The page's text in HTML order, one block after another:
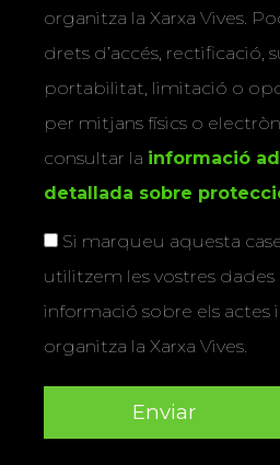
organitza la Xarxa Vives.
drets d’accés, rectificació,
portabilitat, limitació o
per mitjans físics o
consultar la informació
detallada sobre
Si marqueu aquesta
utilitzem les vostres dades
informació sobre els actes
organitza la Xarxa Vives.